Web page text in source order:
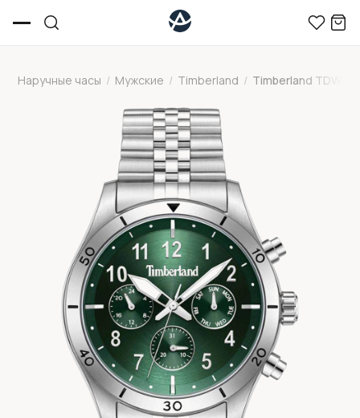
Наручные часы / Мужские / Timberland / Timberland